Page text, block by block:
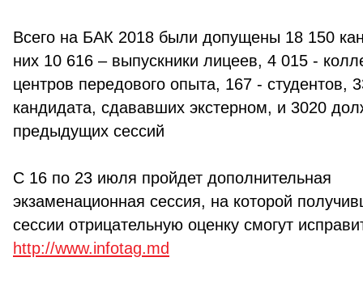
Всего на БАК 2018 были допущены 18 150
них 10 616 – выпускники лицеев, 4 015 -
центров передового опыта, 167 - студентов,
кандидата, сдававших экстерном, и 3020
предыдущих сессий
С 16 по 23 июля пройдет дополнительная
экзаменационная сессия, на которой
сессии отрицательную оценку смогут
http://www.infotag.md